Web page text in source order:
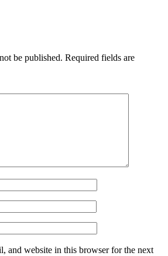
be published. Required fields are
and website in this browser for the next